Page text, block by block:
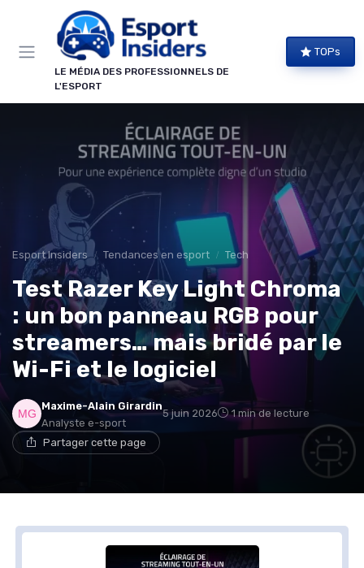
LE MÉDIA DES PROFESSIONNELS DE
L'ESPORT
TOPs
Esport Insiders Tendances en esport Tech
Test Razer Key Light Chroma
: un bon panneau RGB pour
streamers… mais bridé par le
Wi-Fi et le logiciel
Maxime-Alain Girardin
Analyste e-sport
5 juin 2026 1 min de lecture
Partager cette page
Panneau de gestion des cookies